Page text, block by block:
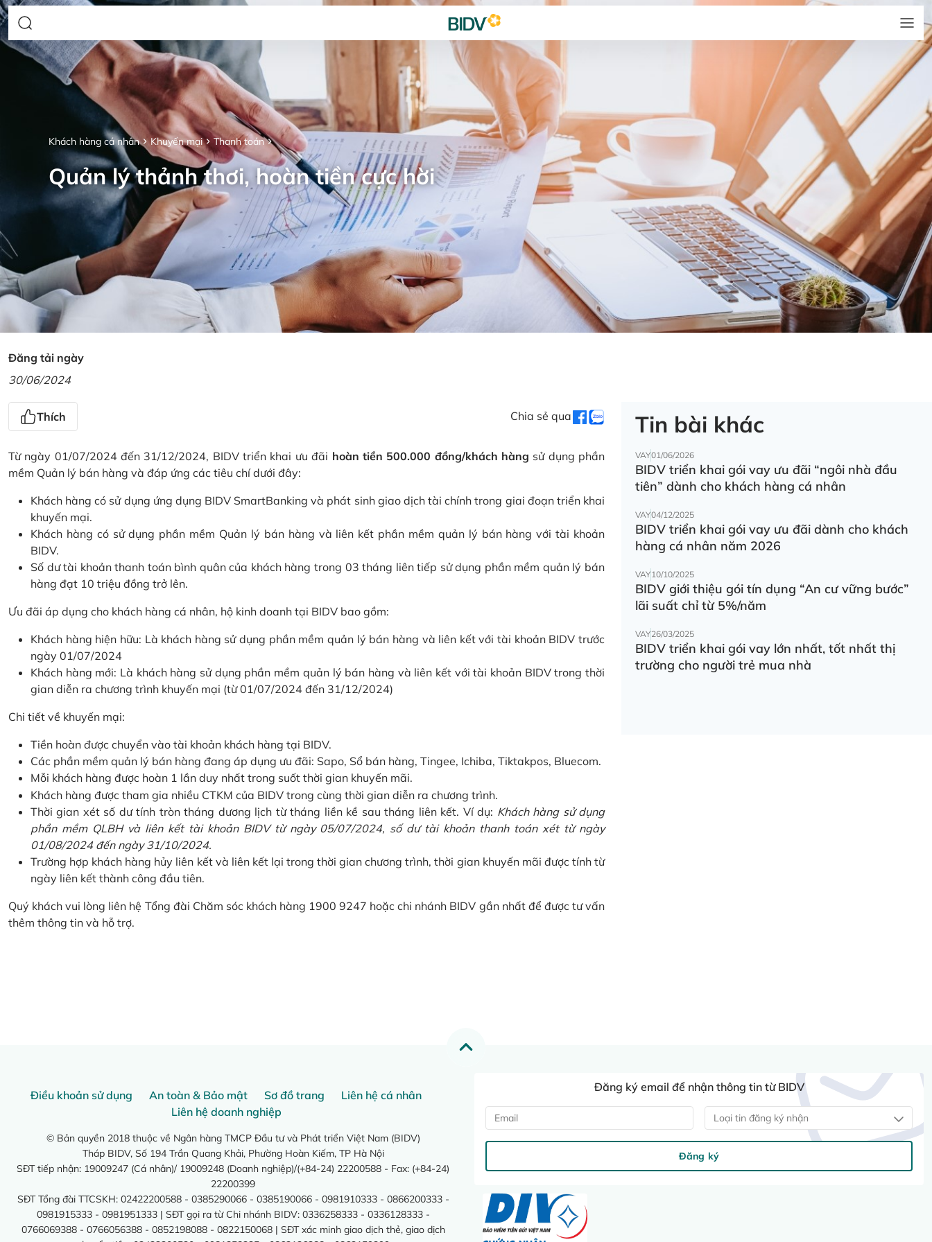
Khách hàng cá nhân Khuyến mại Thanh toán
Quản lý thảnh thơi, hoàn tiền cực hời
Đăng tải ngày
30/06/2024
Thích Chia sẻ qua
Từ ngày 01/07/2024 đến 31/12/2024, BIDV triển khai ưu đãi hoàn tiền 500.000 đồng/khách hàng sử dụng phần
mềm Quản lý bán hàng và đáp ứng các tiêu chí dưới đây:
Khách hàng có sử dụng ứng dụng BIDV SmartBanking và phát sinh giao dịch tài chính trong giai đoạn triển khai
khuyến mại.
Khách hàng có sử dụng phần mềm Quản lý bán hàng và liên kết phần mềm quản lý bán hàng với tài khoản
BIDV.
Số dư tài khoản thanh toán bình quân của khách hàng trong 03 tháng liên tiếp sử dụng phần mềm quản lý bán
hàng đạt 10 triệu đồng trở lên.
Ưu đãi áp dụng cho khách hàng cá nhân, hộ kinh doanh tại BIDV bao gồm:
Khách hàng hiện hữu: Là khách hàng sử dụng phần mềm quản lý bán hàng và liên kết với tài khoản BIDV trước
ngày 01/07/2024
Khách hàng mới: Là khách hàng sử dụng phần mềm quản lý bán hàng và liên kết với tài khoản BIDV trong thời
gian diễn ra chương trình khuyến mại (từ 01/07/2024 đến 31/12/2024)
Chi tiết về khuyến mại:
Tiền hoàn được chuyển vào tài khoản khách hàng tại BIDV.
Các phần mềm quản lý bán hàng đang áp dụng ưu đãi: Sapo, Sổ bán hàng, Tingee, Ichiba, Tiktakpos, Bluecom.
Mỗi khách hàng được hoàn 1 lần duy nhất trong suốt thời gian khuyến mãi.
Khách hàng được tham gia nhiều CTKM của BIDV trong cùng thời gian diễn ra chương trình.
Thời gian xét số dư tính tròn tháng dương lịch từ tháng liền kề sau tháng liên kết. Ví dụ: Khách hàng sử dụng
phần mềm QLBH và liên kết tài khoản BIDV từ ngày 05/07/2024, số dư tài khoản thanh toán xét từ ngày
01/08/2024 đến ngày 31/10/2024.
Trường hợp khách hàng hủy liên kết và liên kết lại trong thời gian chương trình, thời gian khuyến mãi được tính từ
ngày liên kết thành công đầu tiên.
Quý khách vui lòng liên hệ Tổng đài Chăm sóc khách hàng 1900 9247 hoặc chi nhánh BIDV gần nhất để được tư vấn
thêm thông tin và hỗ trợ.
Tin bài khác
VAY01/06/2026
BIDV triển khai gói vay ưu đãi “ngôi nhà đầu
tiên” dành cho khách hàng cá nhân
VAY04/12/2025
BIDV triển khai gói vay ưu đãi dành cho khách
hàng cá nhân năm 2026
VAY10/10/2025
BIDV giới thiệu gói tín dụng “An cư vững bước”
lãi suất chỉ từ 5%/năm
VAY26/03/2025
BIDV triển khai gói vay lớn nhất, tốt nhất thị
trường cho người trẻ mua nhà
Điều khoản sử dụng An toàn & Bảo mật Sơ đồ trang
Liên hệ cá nhân
Liên hệ doanh nghiệp
© Bản quyền 2018 thuộc về Ngân hàng TMCP Đầu tư và Phát triển Việt Nam (BIDV)
Tháp BIDV, Số 194 Trần Quang Khải, Phường Hoàn Kiếm, TP Hà Nội
SĐT tiếp nhận: 19009247 (Cá nhân)/ 19009248 (Doanh nghiệp)/(+84-24) 22200588 - Fax: (+84-24)
22200399
SĐT Tổng đài TTCSKH: 02422200588 - 0385290066 - 0385190066 - 0981910333 - 0866200333 -
0981915333 - 0981951333 | SĐT gọi ra từ Chi nhánh BIDV: 0336258333 - 0336128333 -
0766069388 - 0766056388 - 0852198088 - 0822150068 | SĐT xác minh giao dịch thẻ, giao dịch
Đăng ký email để nhận thông tin từ BIDV
Loại tin đăng ký nhận
Đăng ký